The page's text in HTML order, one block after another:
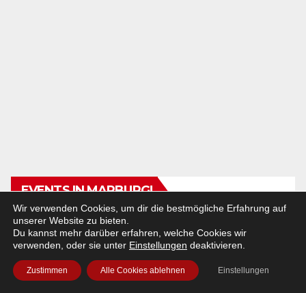
EVENTS IN MARBURG!
Freitag 07. August 2026
»Sound of Diversity -
Identitätskonstruktion durch
Rap«
Wir verwenden Cookies, um dir die bestmögliche Erfahrung auf
unserer Website zu bieten.
Du kannst mehr darüber erfahren, welche Cookies wir
verwenden, oder sie unter Einstellungen deaktivieren.
Zustimmen Alle Cookies ablehnen Einstellungen